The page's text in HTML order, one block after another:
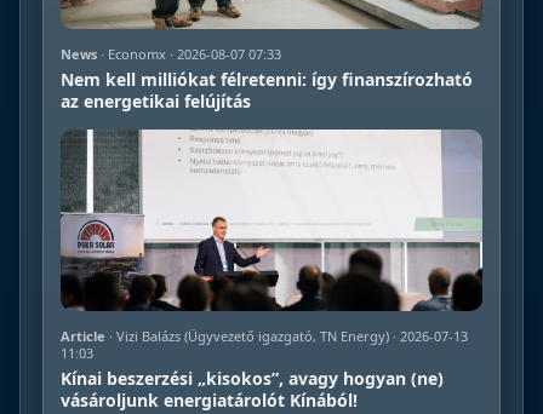
News · Economx · 2026-08-07 07:33
Nem kell milliókat félretenni: így finanszírozható
az energetikai felújítás
Article · Vizi Balázs (Ügyvezető igazgató, TN Energy) · 2026-07-13
11:03
Kínai beszerzési „kisokos”, avagy hogyan (ne)
vásároljunk energiatárolót Kínából!